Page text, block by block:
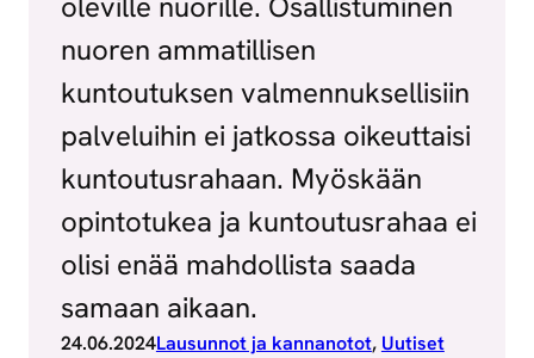
nuoren ammatillisen
kuntoutuksen valmennuksellisiin
palveluihin ei jatkossa oikeuttaisi
kuntoutusrahaan. Myöskään
opintotukea ja kuntoutusrahaa ei
olisi enää mahdollista saada
samaan aikaan.
24.06.2024Lausunnot ja kannanotot, Uutiset